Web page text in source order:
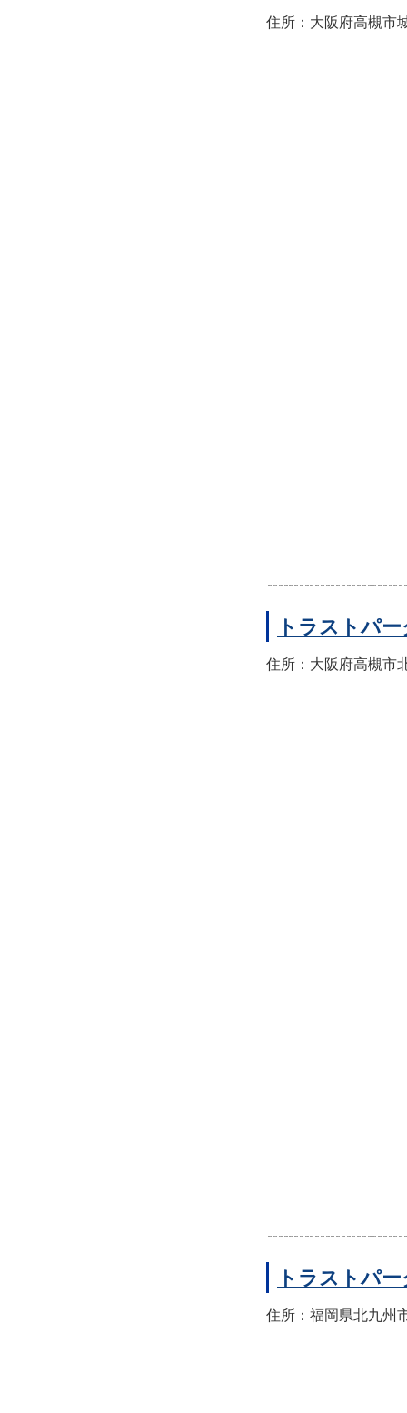
住所：大阪府高槻市
トラストパ
住所：大阪府高槻市
トラストパ
住所：福岡県北九州